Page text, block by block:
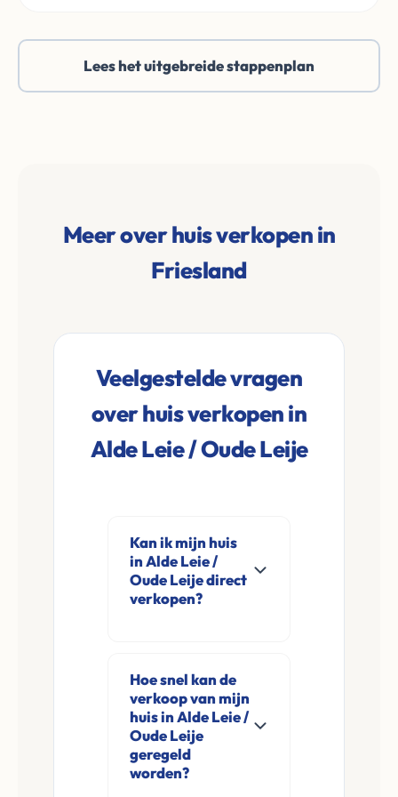
Lees het uitgebreide stappenplan
Meer over huis verkopen in
Friesland
Veelgestelde vragen
over huis verkopen in
Alde Leie / Oude Leije
Kan ik mijn huis
in Alde Leie /
Oude Leije direct
verkopen?
direct aan in Alde
Leie / Oude Leije en
omgeving. U
verkoopt
rechtstreeks aan ons
Hoe snel kan de
verkoop van mijn
huis in Alde Leie /
Oude Leije
geregeld
worden?